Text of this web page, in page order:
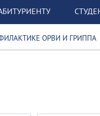
ОРВИ И ГРИППА